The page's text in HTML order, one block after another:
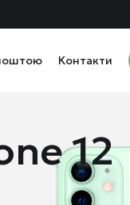
Контакти
12